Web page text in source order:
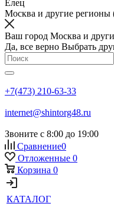
Елец
Москва и другие регионы
Ваш город Москва и
Да, все верно Выбрать
+7(473) 210-63-33
internet@shintorg48.ru
Звоните с 8:00 до 19:00
Сравнение0
Отложенные 0
Корзина 0
КАТАЛОГ